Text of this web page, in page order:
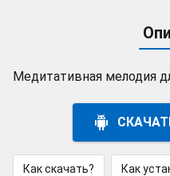
Медитативная мелодия
Как скачать? Как